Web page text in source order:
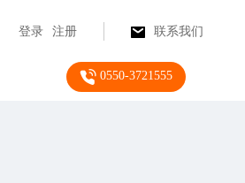
登录 注册 联系我们
0550-3721555